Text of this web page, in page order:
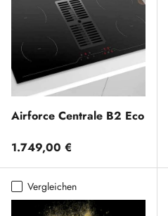
Airforce Centrale B2 Eco
Normaler Preis
1.749,00 €
Vergleichen